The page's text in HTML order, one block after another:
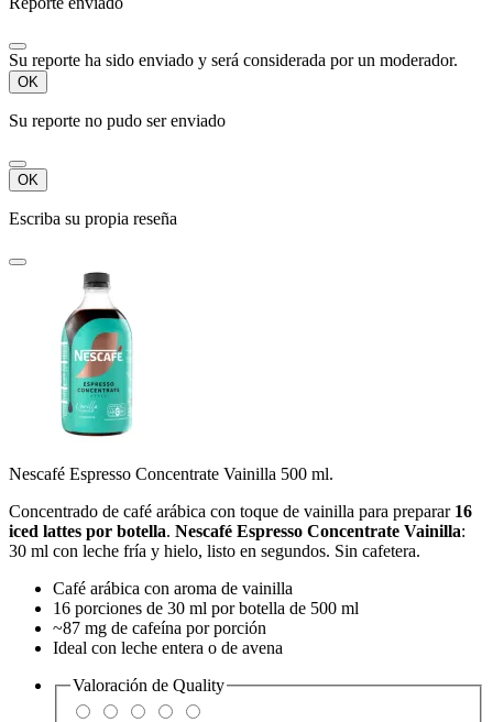
Su reporte ha sido enviado y será considerada por un moderador.
OK
Su reporte no pudo ser enviado
OK
Escriba su propia reseña
Nescafé Espresso Concentrate Vainilla 500 ml.
Concentrado de café arábica con toque de vainilla para preparar 16
iced lattes por botella. Nescafé Espresso Concentrate Vainilla:
30 ml con leche fría y hielo, listo en segundos. Sin cafetera.
Café arábica con aroma de vainilla
16 porciones de 30 ml por botella de 500 ml
~87 mg de cafeína por porción
Ideal con leche entera o de avena
Valoración de Quality